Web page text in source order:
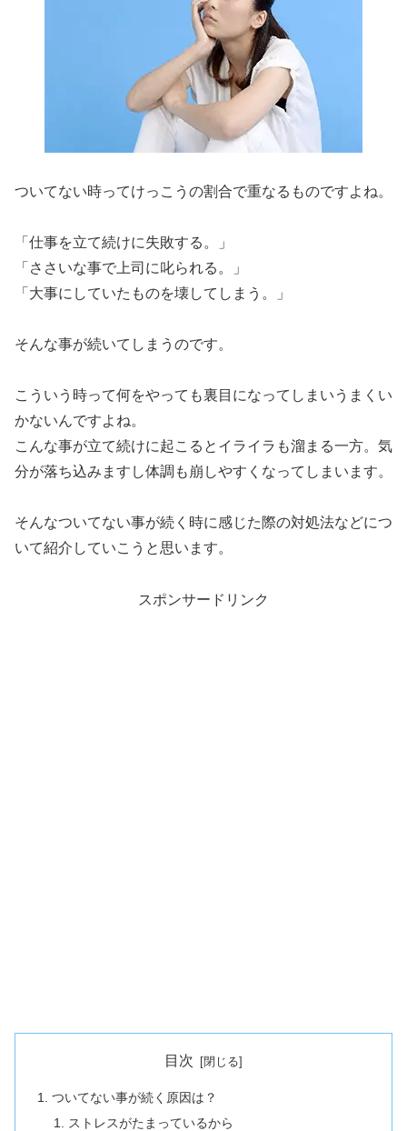
ついてない時ってけっこうの割合で重なるものですよね。
「仕事を立て続けに失敗する。」
「ささいな事で上司に叱られる。」
「大事にしていたものを壊してしまう。」
そんな事が続いてしまうのです。
こういう時って何をやっても裏目になってしまいうまくい
かないんですよね。
こんな事が立て続けに起こるとイライラも溜まる一方。気
分が落ち込みますし体調も崩しやすくなってしまいます。
そんなついてない事が続く時に感じた際の対処法などにつ
いて紹介していこうと思います。
スポンサードリンク
目次
ついてない事が続く原因は？
ストレスがたまっているから